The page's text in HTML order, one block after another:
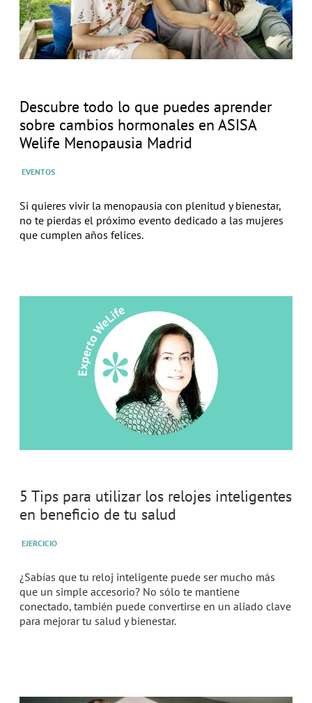
Descubre todo lo que puedes aprender
sobre cambios hormonales en ASISA
Welife Menopausia Madrid
EVENTOS
Si quieres vivir la menopausia con plenitud y bienestar,
no te pierdas el próximo evento dedicado a las mujeres
que cumplen años felices.
5 Tips para utilizar los relojes inteligentes
en beneficio de tu salud
EJERCICIO
¿Sabías que tu reloj inteligente puede ser mucho más
que un simple accesorio? No sólo te mantiene
conectado, también puede convertirse en un aliado clave
para mejorar tu salud y bienestar.